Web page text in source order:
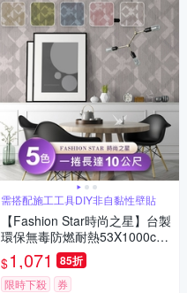
需搭配施工工具DIY非自黏性壁貼
【Fashion Star時尚之星】台製
環保無毒防燃耐熱53X1000cm
不規則幾何壁紙/壁貼1捲
$1,071 85折
限時下殺 券